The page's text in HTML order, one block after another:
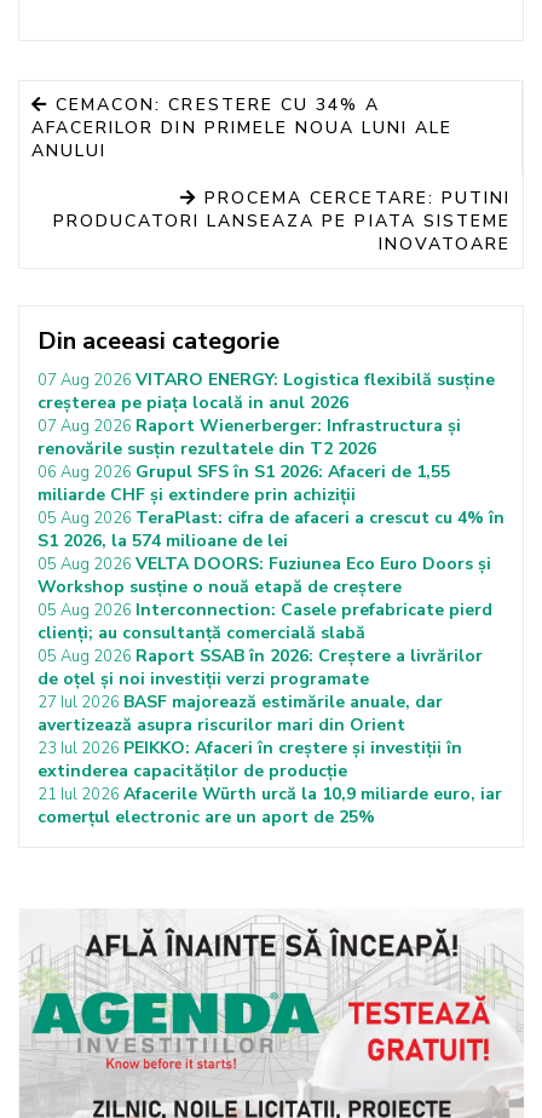
CEMACON: CRESTERE CU 34% A
AFACERILOR DIN PRIMELE NOUA LUNI ALE
ANULUI
PROCEMA CERCETARE: PUTINI
PRODUCATORI LANSEAZA PE PIATA SISTEME
INOVATOARE
Din aceeasi categorie
07 Aug 2026 VITARO ENERGY: Logistica flexibilă susține
creșterea pe piața locală in anul 2026
07 Aug 2026 Raport Wienerberger: Infrastructura și
renovările susțin rezultatele din T2 2026
06 Aug 2026 Grupul SFS în S1 2026: Afaceri de 1,55
miliarde CHF și extindere prin achiziții
05 Aug 2026 TeraPlast: cifra de afaceri a crescut cu 4% în
S1 2026, la 574 milioane de lei
05 Aug 2026 VELTA DOORS: Fuziunea Eco Euro Doors și
Workshop susține o nouă etapă de creștere
05 Aug 2026 Interconnection: Casele prefabricate pierd
clienți; au consultanță comercială slabă
05 Aug 2026 Raport SSAB în 2026: Creștere a livrărilor
de oțel și noi investiții verzi programate
27 Iul 2026 BASF majorează estimările anuale, dar
avertizează asupra riscurilor mari din Orient
23 Iul 2026 PEIKKO: Afaceri în creștere și investiții în
extinderea capacităților de producție
21 Iul 2026 Afacerile Würth urcă la 10,9 miliarde euro, iar
comerțul electronic are un aport de 25%